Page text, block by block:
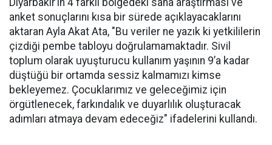
anket sonuçlarını kısa bir sürede açıklayacaklarını
aktaran Ayla Akat Ata, "Bu veriler ne yazık ki yetkililerin
çizdiği pembe tabloyu doğrulamamaktadır. Sivil
toplum olarak uyuşturucu kullanım yaşının 9’a kadar
düştüğü bir ortamda sessiz kalmamızı kimse
bekleyemez. Çocuklarımız ve geleceğimiz için
örgütlenecek, farkındalık ve duyarlılık oluşturacak
adımları atmaya devam edeceğiz" ifadelerini kullandı.